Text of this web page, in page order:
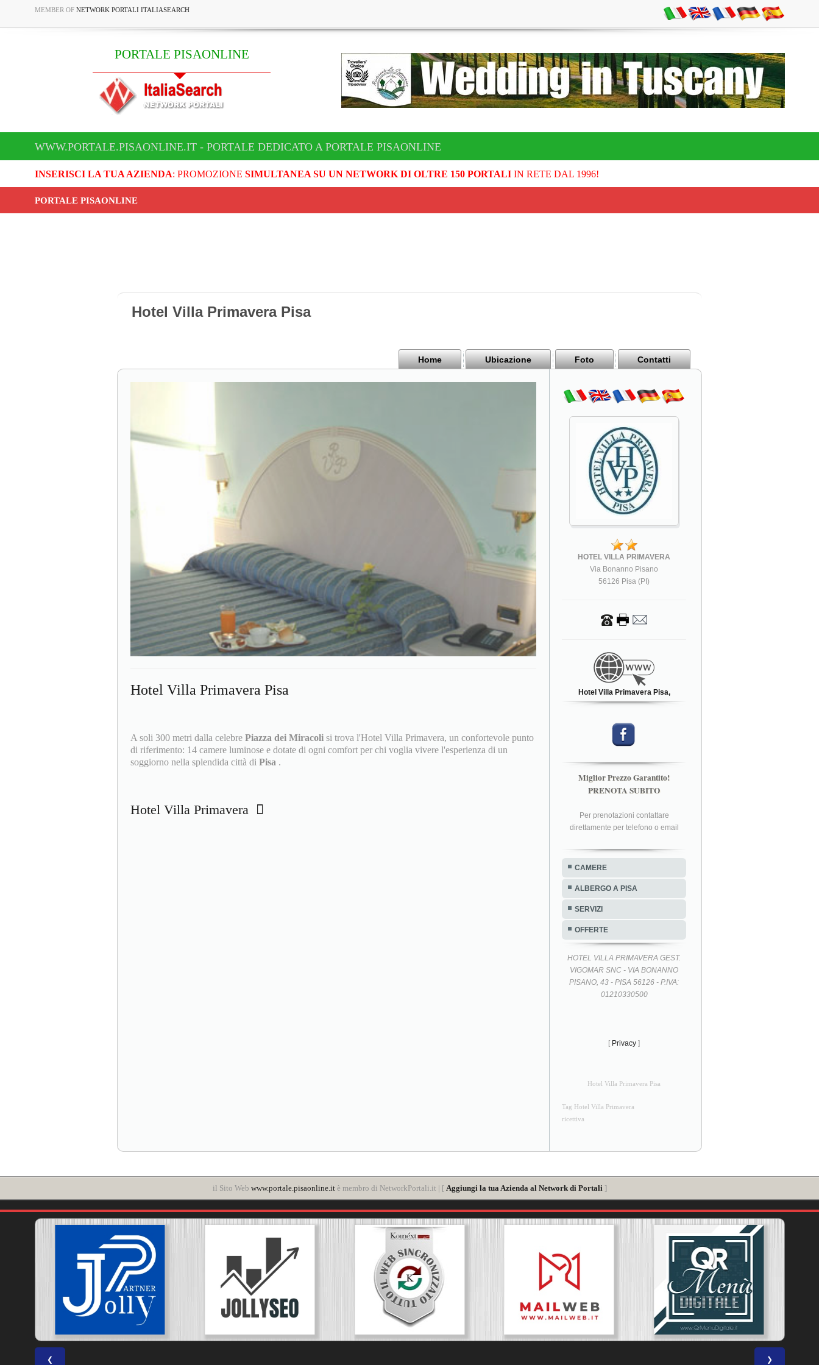
MEMBER OF NETWORK PORTALI ITALIASEARCH
PORTALE PISAONLINE
WWW.PORTALE.PISAONLINE.IT - PORTALE DEDICATO A PORTALE PISAONLINE
INSERISCI LA TUA AZIENDA: PROMOZIONE SIMULTANEA SU UN NETWORK DI OLTRE 150 PORTALIIN RETE DAL 1996!
PORTALE PISAONLINE
Hotel Villa Primavera Pisa
Home Ubicazione Foto Contatti
Hotel Villa Primavera Pisa
A soli 300 metri dalla celebre Piazza dei Miracoli si trova l'Hotel Villa Primavera, un confortevole punto
di riferimento: 14 camere luminose e dotate di ogni comfort per chi voglia vivere l'esperienza di un
soggiorno nella splendida città di Pisa .
Hotel Villa Primavera
HOTEL VILLA PRIMAVERA
Via Bonanno Pisano
56126 Pisa (PI)
Hotel Villa Primavera Pisa,
Miglior Prezzo Garantito!
PRENOTA SUBITO
Per prenotazioni contattare
direttamente per telefono o email
CAMERE
ALBERGO A PISA
SERVIZI
OFFERTE
HOTEL VILLA PRIMAVERA GEST.
VIGOMAR SNC - VIA BONANNO
PISANO, 43 - PISA 56126 - P.IVA:
01210330500
[ Privacy ]
Hotel Villa Primavera Pisa
Tag Hotel Villa Primavera
ricettiva
il Sito Web www.portale.pisaonline.itè membro di NetworkPortali.it | [ Aggiungi la tua Azienda al Network di Portali ]
❮ ❯